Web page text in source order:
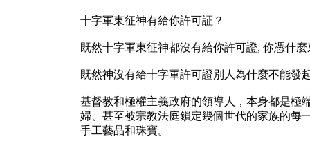
十字軍東征神有給你許可証？
既然十字軍東征神都沒有給你許可證, 你憑什麼
既然神沒有給十字軍許可證別人為什麼不能發
基督教和極權主義政府的領導人，本身都是極
婦、甚至被宗教法庭鎖定幾個世代的家族的每
手工藝品和珠寶。